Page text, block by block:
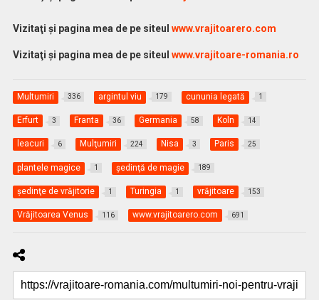
Vizitaţi şi pagina mea de pe siteul www.vrajitoarero.com
Vizitaţi şi pagina mea de pe siteul www.vrajitoare-romania.ro
Multumiri 336 argintul viu 179 cununia legată 1
Erfurt 3 Franta 36 Germania 58 Koln 14
leacuri 6 Mulţumiri 224 Nisa 3 Paris 25
plantele magice 1 şedinţă de magie 189
şedinţe de vrăjitorie 1 Turingia 1 vrăjitoare 153
Vrăjitoarea Venus 116 www.vrajitoarero.com 691